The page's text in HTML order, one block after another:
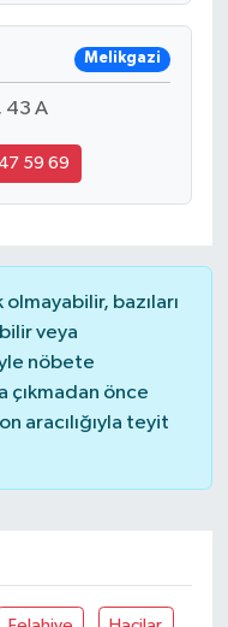
Melikgazi
43 A
59 69
bazıları
veya
nöbete
çıkmadan önce
aracılığıyla teyit